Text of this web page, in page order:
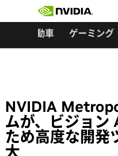
自動車 ゲーミング
NVIDIA
ムが、ビジョン
ため高度な開発
大